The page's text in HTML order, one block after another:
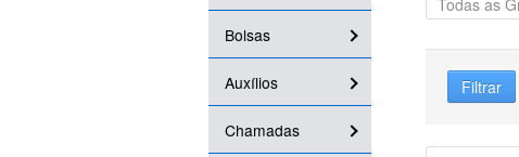
Bolsas
Auxílios
Chamadas
Filtrar